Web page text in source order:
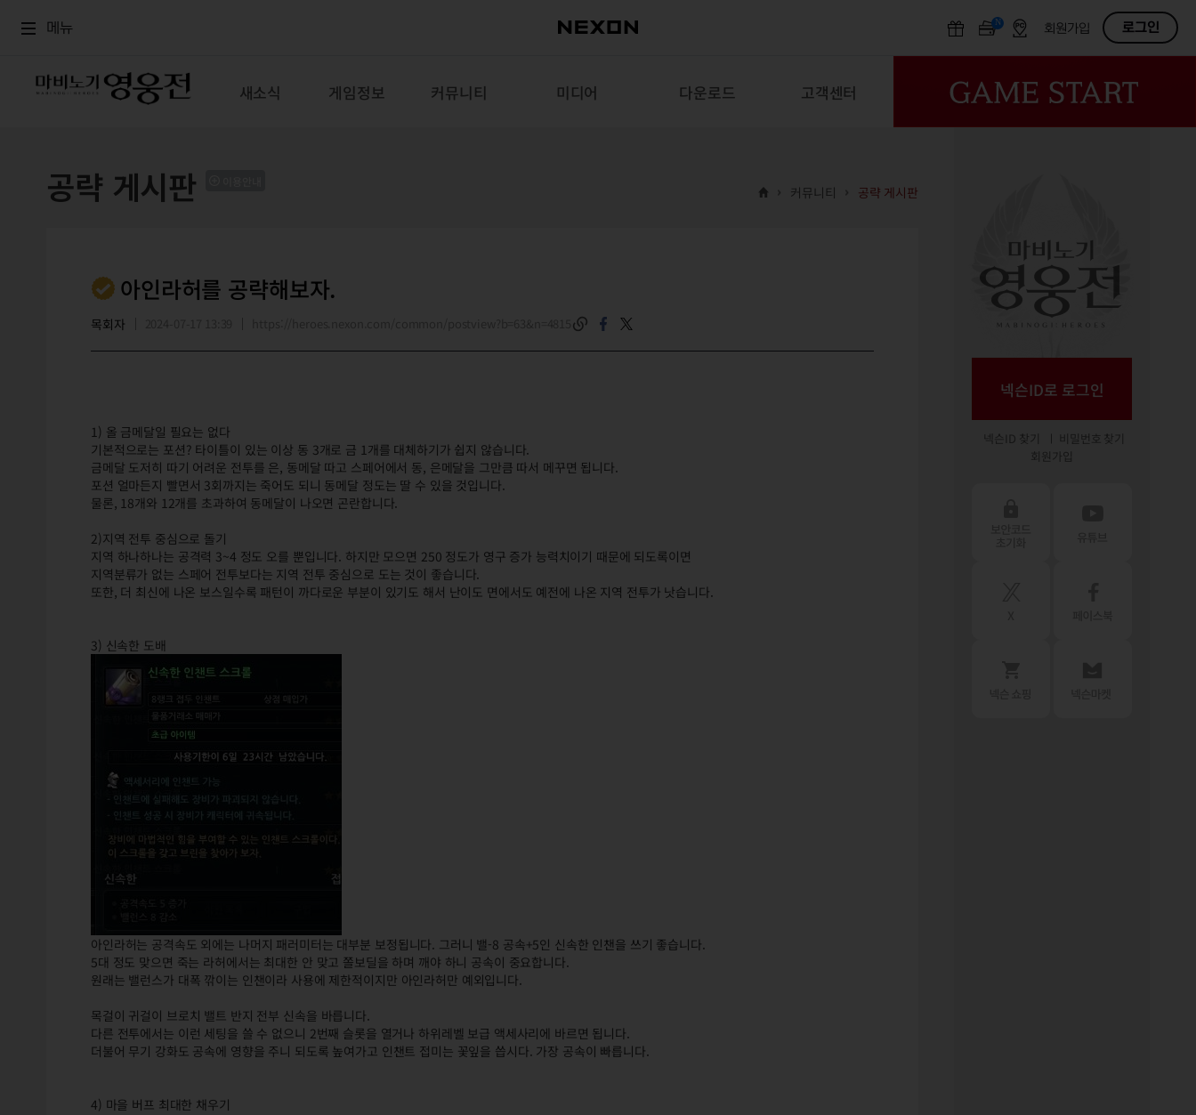
메뉴 N OFF회원가입 로그인
새소식 게임정보 커뮤니티 미디어 다운로드 고객센터
공략 게시판 커뮤니티 공략 게시판
아인라허를 공략해보자.
목회자
1) 올 금메달일 필요는 없다
기본적으로는 포션? 타이틀이 있는 이상 동 3개로 금 1개를 대체하기가 쉽지 않습니다.
금메달 도저히 따기 어려운 전투를 은, 동메달 따고 스페어에서 동, 은메달을 그만큼 따서 메꾸면 됩니다.
포션 얼마든지 빨면서 3회까지는 죽어도 되니 동메달 정도는 딸 수 있을 것입니다.
물론, 18개와 12개를 초과하여 동메달이 나오면 곤란합니다.
2)지역 전투 중심으로 돌기
지역 하나하나는 공격력 3~4 정도 오를 뿐입니다. 하지만 모으면 250 정도가 영구 증가 능력치이기 때문에 되도록이면
지역분류가 없는 스페어 전투보다는 지역 전투 중심으로 도는 것이 좋습니다.
또한, 더 최신에 나온 보스일수록 패턴이 까다로운 부분이 있기도 해서 난이도 면에서도 예전에 나온 지역 전투가 낫습니다.
3) 신속한 도배
아인라허는 공격속도 외에는 나머지 패러미터는 대부분 보정됩니다. 그러니 밸-8 공속+5인 신속한 인챈을 쓰기 좋습니다.
5대 정도 맞으면 죽는 라허에서는 최대한 안 맞고 쫄보딜을 하며 깨야 하니 공속이 중요합니다.
원래는 밸런스가 대폭 깎이는 인챈이라 사용에 제한적이지만 아인라허만 예외입니다.
목걸이 귀걸이 브로치 밸트 반지 전부 신속을 바릅니다.
다른 전투에서는 이런 세팅을 쓸 수 없으니 2번째 슬롯을 열거나 하위레벨 보급 액세사리에 바르면 됩니다.
더불어 무기 강화도 공속에 영향을 주니 되도록 높여가고 인챈트 접미는 꽃잎을 씁시다. 가장 공속이 빠릅니다.
4) 마을 버프 최대한 채우기
넥슨ID로 로그인
넥슨ID 찾기
비밀번호 찾기
회원가입